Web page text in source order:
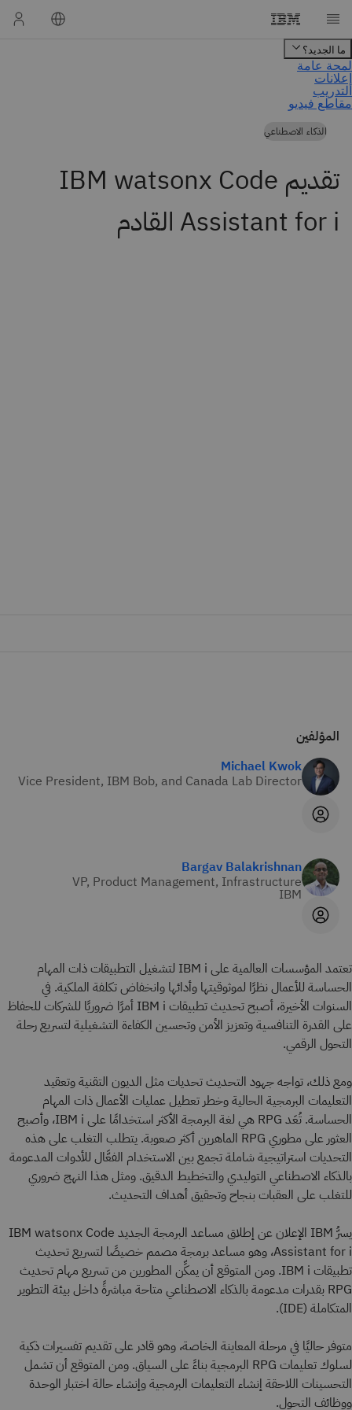
الذكاء الاصطناعي
تقديم IBM watsonx Code
Assistant for i القادم
المؤلفين
Michael Kwok
Vice President, IBM Bob, and Canada Lab Director
Bargav Balakrishnan
VP, Product Management, Infrastructure
IBM
تعتمد المؤسسات العالمية على IBM i لتشغيل التطبيقات ذات المهام
الحساسة للأعمال نظرًا لموثوقيتها وأدائها وانخفاض تكلفة الملكية. في
السنوات الأخيرة، أصبح تحديث تطبيقات IBM i أمرًا ضروريًا للشركات للحفاظ
على القدرة التنافسية وتعزيز الأمن وتحسين الكفاءة التشغيلية لتسريع رحلة
التحول الرقمي.
ومع ذلك، تواجه جهود التحديث تحديات مثل الديون التقنية وتعقيد
التعليمات البرمجية الحالية وخطر تعطيل عمليات الأعمال ذات المهام
الحساسة. تُعَد RPG هي لغة البرمجة الأكثر استخدامًا على IBM i، وأصبح
العثور على مطوري RPG الماهرين أكثر صعوبة. يتطلب التغلب على هذه
التحديات استراتيجية شاملة تجمع بين الاستخدام الفعَّال للأدوات المدعومة
بالذكاء الاصطناعي التوليدي والتخطيط الدقيق. ومثل هذا النهج ضروري
للتغلب على العقبات بنجاح وتحقيق أهداف التحديث.
يسرُّ IBM الإعلان عن إطلاق مساعد البرمجة الجديد IBM watsonx Code
Assistant for i، وهو مساعد برمجة مصمم خصيصًا لتسريع تحديث
تطبيقات IBM i. ومن المتوقع أن يمكِّن المطورين من تسريع مهام تحديث
RPG بقدرات مدعومة بالذكاء الاصطناعي متاحة مباشرةً داخل بيئة التطوير
المتكاملة (IDE).
متوفر حاليًا في مرحلة المعاينة الخاصة، وهو قادر على تقديم تفسيرات ذكية
لسلوك تعليمات RPG البرمجية بناءً على السياق. ومن المتوقع أن تشمل
التحسينات اللاحقة إنشاء التعليمات البرمجية وإنشاء حالة اختبار الوحدة
ووظائف التحول.